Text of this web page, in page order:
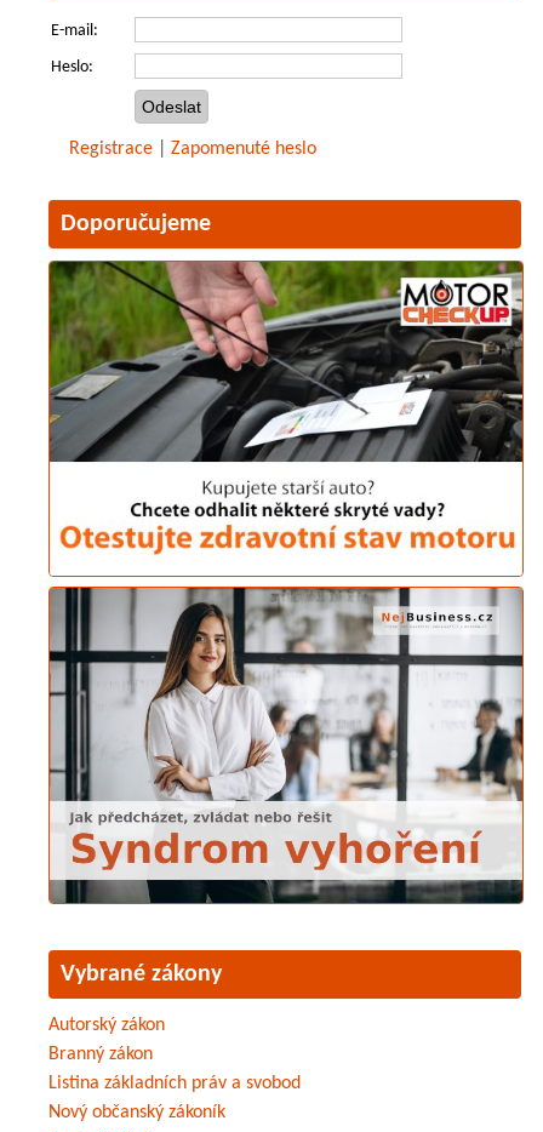
E-mail:
Heslo:
Registrace Zapomenuté heslo
Doporučujeme
Vybrané zákony
Autorský zákon
Branný zákon
Listina základních práv a svobod
Nový občanský zákoník